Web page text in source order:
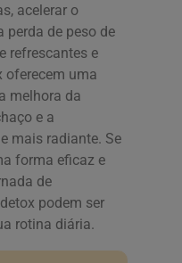
acelerar o
perda de peso de
refrescantes e
oferecem uma
melhora da
e a
mais radiante. Se
forma eficaz e
de
podem ser
rotina diária.